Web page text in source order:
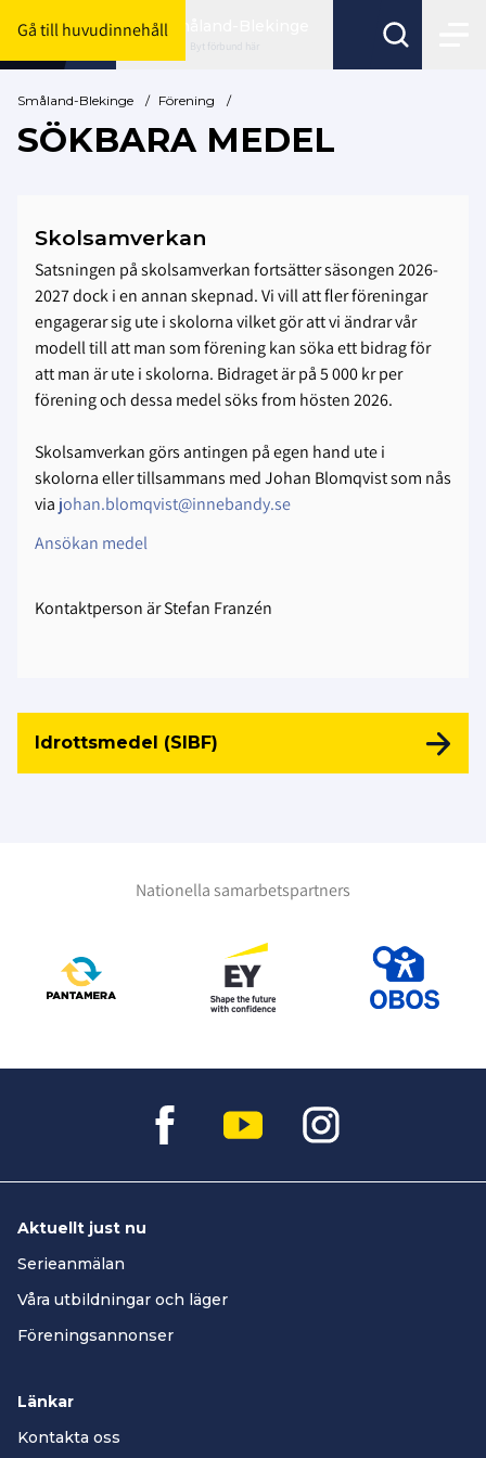
Gå till huvudinnehållSmåland-Blekinge
Byt förbund här
Småland-Blekinge / Förening /
SÖKBARA MEDEL
Skolsamverkan
Satsningen på skolsamverkan fortsätter säsongen 2026-
2027 dock i en annan skepnad. Vi vill att fler föreningar
engagerar sig ute i skolorna vilket gör att vi ändrar vår
modell till att man som förening kan söka ett bidrag för
att man är ute i skolorna. Bidraget är på 5 000 kr per
förening och dessa medel söks from hösten 2026.
Skolsamverkan görs antingen på egen hand ute i
skolorna eller tillsammans med Johan Blomqvist som nås
via johan.blomqvist@innebandy.se
Ansökan medel
Kontaktperson är Stefan Franzén
Idrottsmedel (SIBF)
Nationella samarbetspartners
Aktuellt just nu
Serieanmälan
Våra utbildningar och läger
Föreningsannonser
Länkar
Kontakta oss